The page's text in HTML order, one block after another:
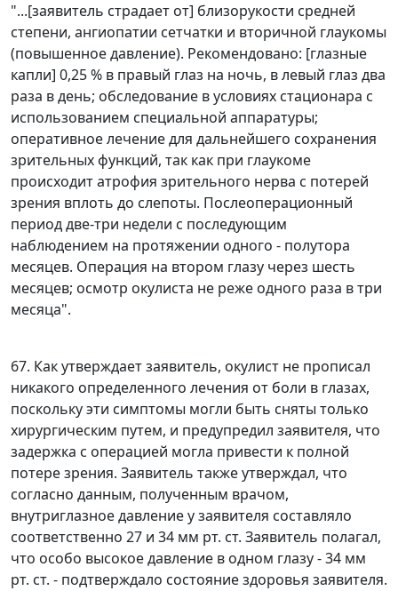
"...[заявитель страдает от] близорукости средней
степени, ангиопатии сетчатки и вторичной глаукомы
(повышенное давление). Рекомендовано: [глазные
капли] 0,25 % в правый глаз на ночь, в левый глаз два
раза в день; обследование в условиях стационара с
использованием специальной аппаратуры;
оперативное лечение для дальнейшего сохранения
зрительных функций, так как при глаукоме
происходит атрофия зрительного нерва с потерей
зрения вплоть до слепоты. Послеоперационный
период две-три недели с последующим
наблюдением на протяжении одного - полутора
месяцев. Операция на втором глазу через шесть
месяцев; осмотр окулиста не реже одного раза в три
месяца".
67. Как утверждает заявитель, окулист не прописал
никакого определенного лечения от боли в глазах,
поскольку эти симптомы могли быть сняты только
хирургическим путем, и предупредил заявителя, что
задержка с операцией могла привести к полной
потере зрения. Заявитель также утверждал, что
согласно данным, полученным врачом,
внутриглазное давление у заявителя составляло
соответственно 27 и 34 мм рт. ст. Заявитель полагал,
что особо высокое давление в одном глазу - 34 мм
рт. ст. - подтверждало состояние здоровья заявителя.